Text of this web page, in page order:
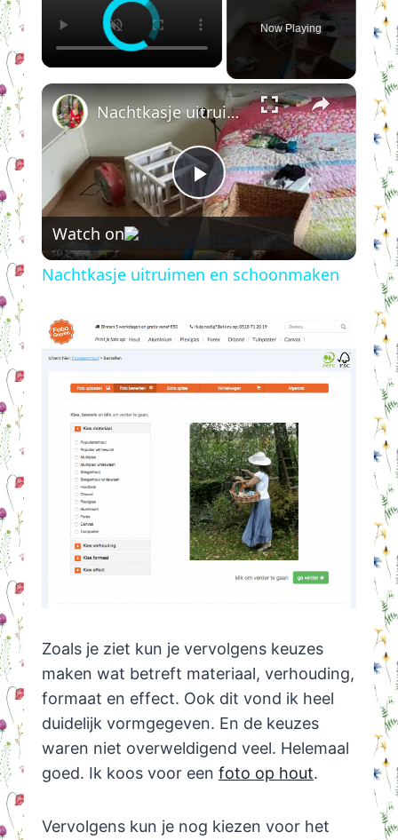
Now Playing
×
Play
Video
Nachtkasje uitruimen en schoonmaken
Watch on
Nachtkasje uitruimen en schoonmaken
Zoals je ziet kun je vervolgens keuzes
maken wat betreft materiaal, verhouding,
formaat en effect. Ook dit vond ik heel
duidelijk vormgegeven. En de keuzes
waren niet overweldigend veel. Helemaal
goed. Ik koos voor een foto op hout.
Vervolgens kun je nog kiezen voor het